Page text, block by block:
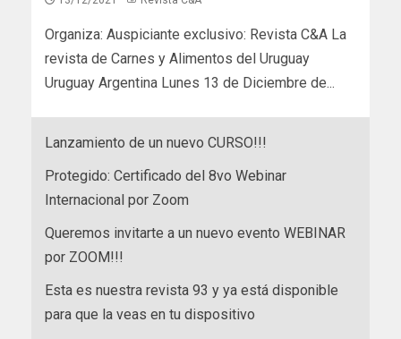
Organiza: Auspiciante exclusivo: Revista C&A La
revista de Carnes y Alimentos del Uruguay
Uruguay Argentina Lunes 13 de Diciembre de...
Lanzamiento de un nuevo CURSO!!!
Protegido: Certificado del 8vo Webinar
Internacional por Zoom
Queremos invitarte a un nuevo evento WEBINAR
por ZOOM!!!
Esta es nuestra revista 93 y ya está disponible
para que la veas en tu dispositivo